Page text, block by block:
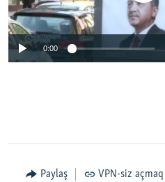
0:00
Paylaş VPN-siz açmaq